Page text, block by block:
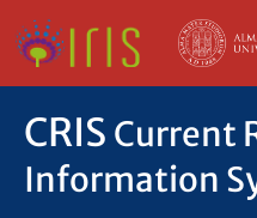
CRIS Current
Information